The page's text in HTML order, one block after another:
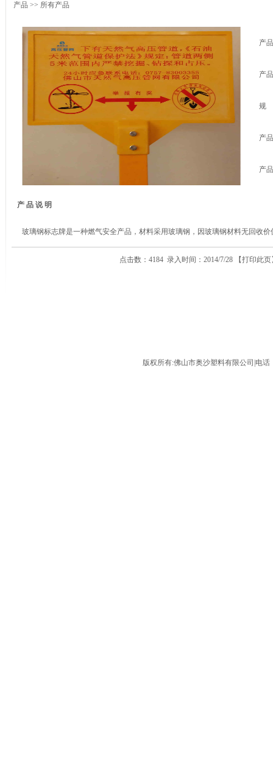
产品 >> 所有产品
产
产
规
产
产
产 品 说 明
玻璃钢标志牌是一种燃气安全产品，材料采用玻璃钢，因玻璃钢材料无回收
点击数：4184 录入时间：2014/7/28 【打印此页
版权所有:佛山市奥沙塑料有限公司|电